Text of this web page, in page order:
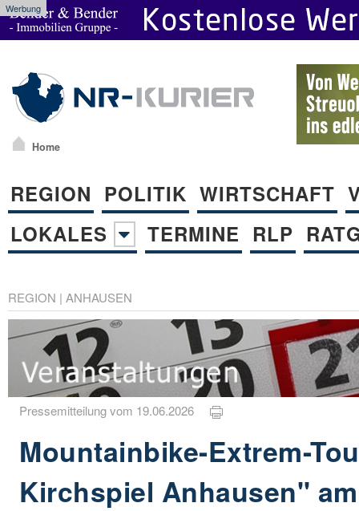
Werbung
Home
REGION POLITIK WIRTSCHAFT
LOKALES
TERMINE RLP
REGION | ANHAUSEN
Pressemitteilung vom 19.06.2026
Mountainbike-Extrem-
Kirchspiel Anhausen"